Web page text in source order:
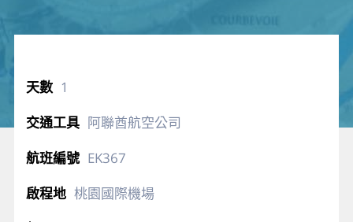
1
阿聯酋航空公司
EK367
桃園國際機場